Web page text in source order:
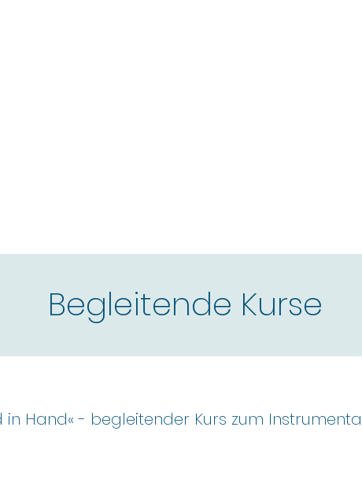
Begleitende Kurse
in Hand« - begleitender Kurs zum